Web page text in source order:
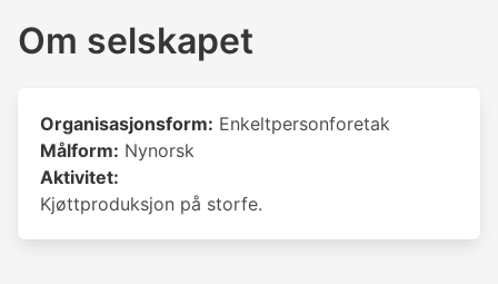
Om selskapet
Organisasjonsform: Enkeltpersonforetak
Målform: Nynorsk
Aktivitet:
Kjøttproduksjon på storfe.